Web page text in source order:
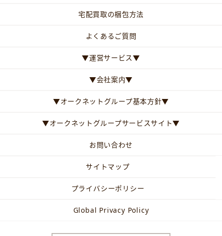
宅配買取の梱包方法
よくあるご質問
▼運営サービス▼
▼会社案内▼
▼オークネットグループ基本方針▼
▼オークネットグループサービスサイト▼
お問い合わせ
サイトマップ
プライバシーポリシー
Global Privacy Policy